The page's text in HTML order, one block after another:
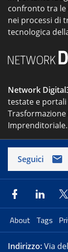
confronto tra
nei processi di
tecnologica
Network
testate e portali
Imprenditoriale.
Seguici
About Tags
Indirizzo:Via